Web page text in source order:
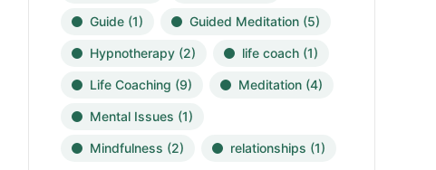
Guide(1) Guided Meditation(5)
Hypnotherapy(2) life coach(1)
Life Coaching (9) Meditation(4)
Mental Issues (1)
Mindfulness (2) relationships (1)